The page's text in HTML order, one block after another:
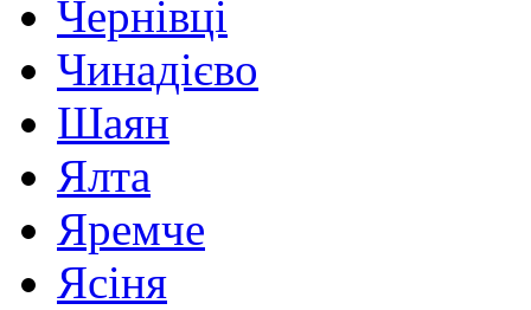
Чернівці
Чинадієво
Шаян
Ялта
Яремче
Ясіня